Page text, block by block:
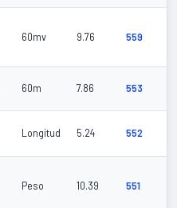
60mv 9.76 559
60m 7.86 553
Longitud 5.24 552
Peso 10.39 551